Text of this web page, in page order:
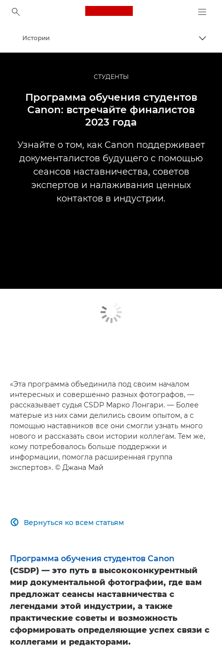
Canon Logo, back to
Профессиональная фото- и видеосъемка
Истории
СТУДЕНТЫ
Программа обучения студентов
Canon: встречайте финалистов
2023 года
Узнайте о том, как Canon поддерживает
документалистов будущего с помощью
сеансов наставничества, советов
экспертов и налаживания ценных
контактов в индустрии.
«Эта программа объединила под своим началом
интересных и совершенно разных фотографов, —
рассказывает судья CSDP Марко Лонгари. — Более
матерые из них сами делились своим опытом, а с
помощью наставников все они смогли узнать много
нового и рассказать свои истории коллегам. Тем же,
кому потребовалось больше поддержки и
информации, помогла расширенная группа
экспертов». © Джана Май
Вернуться ко всем статьям

Программа обучения студентов Canon
(CSDP) — это путь в высококонкурентный
мир документальной фотографии, где вам
предложат сеансы наставничества с
легендами этой индустрии, а также
практические советы и возможность
сформировать определяющие успех связи с
коллегами и редакторами.